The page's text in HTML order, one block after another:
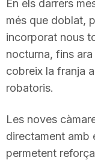
En els darrers
més que doblat,
incorporat nous
nocturna, fins ara
cobreix la franja
robatoris.
Les noves
directament amb
permetent